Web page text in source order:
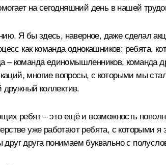
на сегодняшний день в нашей
Я бы здесь, наверное, даже сделал
как команда однокашников: ребята,
команда единомышленников, команда
многие вопросы, с которыми мы
дружный коллектив.
ребят – это ещё и возможность
уже работают ребята, с которыми я
друга понимаем буквально с